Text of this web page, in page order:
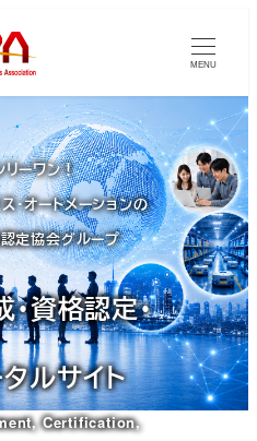
MENU
リーワン！
・オートメーションの
定協会グループ
資格認定・
ルサイト
Certification,